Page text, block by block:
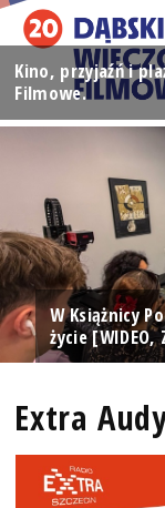
Kino, przyjaźń i
Filmowe.
W Książnicy
życie [WIDEO,
Extra